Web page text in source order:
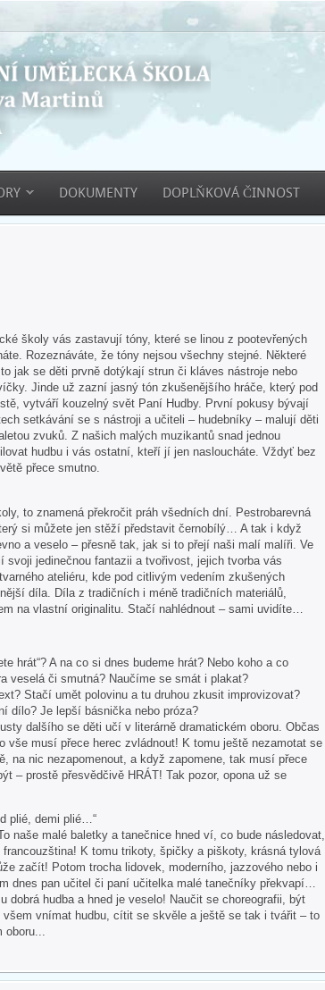
DOKUMENTY DOPLŇKOVÁ ČINNOST
školy vás zastavují tóny, které se linou z pootevřených
Rozeznáváte, že tóny nejsou všechny stejné. Některé
jak se děti prvně dotýkají strun či kláves nástroje nebo
Jinde už zazní jasný tón zkušenějšího hráče, který pod
vytváří kouzelný svět Paní Hudby. První pokusy bývají
setkávání se s nástroji a učiteli – hudebníky – malují děti
zvuků. Z našich malých muzikantů snad jednou
hudbu i vás ostatní, kteří jí jen nasloucháte. Vždyť bez
přece smutno.
to znamená překročit práh všedních dní. Pestrobarevná
si můžete jen stěží představit černobílý… A tak i když
a veselo – přesně tak, jak si to přejí naši malí malíři. Ve
svoji jedinečnou fantazii a tvořivost, jejich tvorba vás
ateliéru, kde pod citlivým vedením zkušených
díla. Díla z tradičních i méně tradičních materiálů,
na vlastní originalitu. Stačí nahlédnout – sami uvidíte…
hrát“? A na co si dnes budeme hrát? Nebo koho a co
veselá či smutná? Naučíme se smát i plakat?
Stačí umět polovinu a tu druhou zkusit improvizovat?
dílo? Je lepší básnička nebo próza?
dalšího se děti učí v literárně dramatickém oboru. Občas
vše musí přece herec zvládnout! K tomu ještě nezamotat se
na nic nezapomenout, a když zapomene, tak musí přece
– prostě přesvědčivě HRÁT! Tak pozor, opona už se
plié, demi plié…“
naše malé baletky a tanečnice hned ví, co bude následovat,
K tomu trikoty, špičky a piškoty, krásná tylová
začít! Potom trocha lidovek, moderního, jazzového nebo i
dnes pan učitel či paní učitelka malé tanečníky překvapí…
dobrá hudba a hned je veselo! Naučit se choreografii, být
vnímat hudbu, cítit se skvěle a ještě se tak i tvářit – to
oboru...